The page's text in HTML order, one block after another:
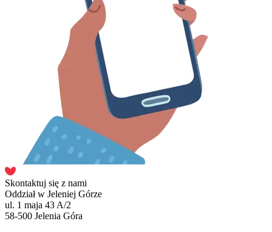
Skontaktuj się z nami
Oddział w Jeleniej Górze
ul. 1 maja 43 A/2
58-500 Jelenia Góra